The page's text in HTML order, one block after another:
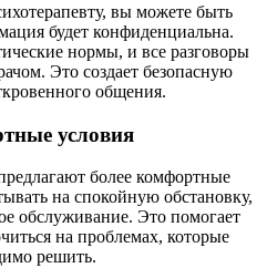
вы можете быть
будет конфиденциальна.
нормы, и все разговоры
Это создает безопасную
общения.
условия
более комфортные
на спокойную обстановку,
обслуживание. Это помогает
на проблемах, которые
решить.